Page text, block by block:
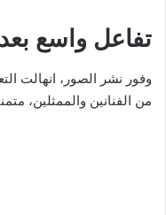
تفاعل واسع
وفور نشر الصور، انهالت
من الفنانين والممثلين،